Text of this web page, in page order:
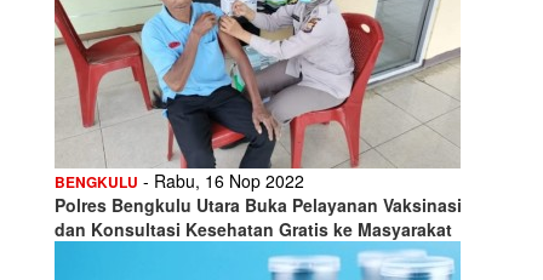
BENGKULU - Rabu, 16 Nop 2022
Polres Bengkulu Utara Buka Pelayanan Vaksinasi
dan Konsultasi Kesehatan Gratis ke Masyarakat